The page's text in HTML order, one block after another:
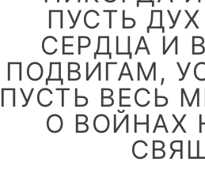
ПУСТЬ
СЕРДЦА И
ПОДВИГАМ,
ПУСТЬ ВЕСЬ
О ВОЙНАХ